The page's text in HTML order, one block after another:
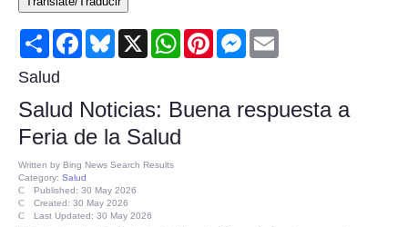
Consumer
Consumer Affairs Recalls
Food & Drug Recalls
Product Safety News
Entertainment
Share FacebookBluesky
X WhatsAppPinterestMessenger
Salud
Salud Noticias: Buena respuesta a
Feria de la Salud
Written by Bing News Search Results
Category: Salud
Published: 30 May 2026
Created: 30 May 2026
Last Updated: 30 May 2026